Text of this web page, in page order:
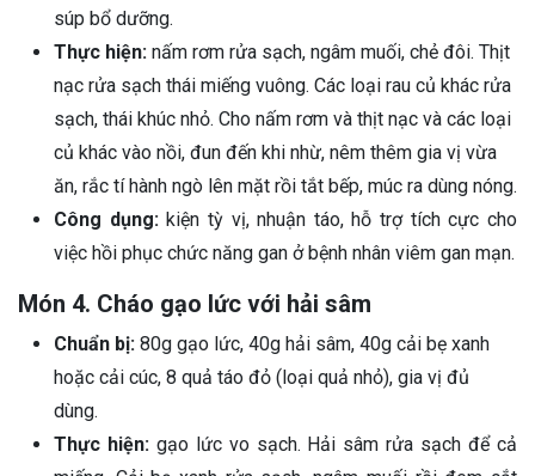
súp bổ dưỡng.
Thực hiện: nấm rơm rửa sạch, ngâm muối, chẻ đôi. Thịt
nạc rửa sạch thái miếng vuông. Các loại rau củ khác rửa
sạch, thái khúc nhỏ. Cho nấm rơm và thịt nạc và các loại
củ khác vào nồi, đun đến khi nhừ, nêm thêm gia vị vừa
ăn, rắc tí hành ngò lên mặt rồi tắt bếp, múc ra dùng nóng.
Công dụng:kiện tỳ vị, nhuận táo, hỗ trợ tích cực cho
việc hồi phục chức năng gan ở bệnh nhân viêm gan mạn.
Món 4. Cháo gạo lức với hải sâm
Chuẩn bị: 80g gạo lức, 40g hải sâm, 40g cải bẹ xanh
hoặc cải cúc, 8 quả táo đỏ (loại quả nhỏ), gia vị đủ
dùng.
Thực hiện:gạo lức vo sạch. Hải sâm rửa sạch để cả